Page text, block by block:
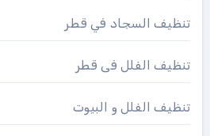
تنظيف السجاد في قطر
تنظيف الفلل فى قطر
تنظيف الفلل و البيوت